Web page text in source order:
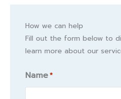
How we can help
Fill out the form below to
learn more about our
Name *
Name